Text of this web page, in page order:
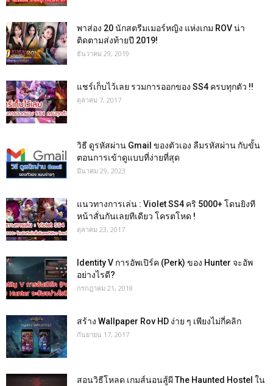
พาส่อง 20 นักสตรีมเมอร์หญิง แห่งเกม ROV น่า
ติดตามส่งท้ายปี 2019!
ธันวาคม 29, 2019
แชร์เก็บไว้เลย รวมการออกของ SS4 ครบทุกตัว !!
ตุลาคม 7, 2017
วิธี ดูรหัสผ่าน Gmail ของตัวเอง ลืมรหัสผ่าน กับขั้น
ตอนการเข้าดูแบบที่ง่ายที่สุด
มีนาคม 29, 2023
แนวทางการเล่น : Violet SS4 คริ 5000+ โดนยิงที
หน้าสั่นกันเลยทีเดียว โครตโหด !
ตุลาคม 23, 2017
Identity V การอัพเปิร์ค (Perk) ของ Hunter จะอัพ
อย่างไรดี?
กรกฎาคม 21, 2018
สร้าง Wallpaper Rov HD ง่าย ๆ เพียงไม่กี่คลิก
กันยายน 17, 2017
สอนวิธีโหลด เกมส์นอนสู้ผี The Haunted Hostel ใน